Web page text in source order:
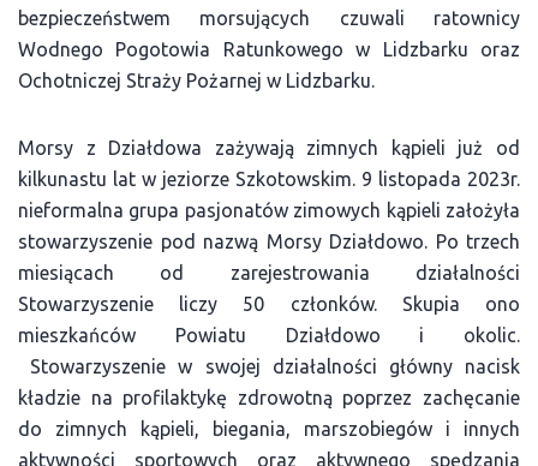
bezpieczeństwem morsujących czuwali ratownicy
Wodnego Pogotowia Ratunkowego w Lidzbarku oraz
Ochotniczej Straży Pożarnej w Lidzbarku.
Morsy z Działdowa zażywają zimnych kąpieli już od
kilkunastu lat w jeziorze Szkotowskim. 9 listopada 2023r.
nieformalna grupa pasjonatów zimowych kąpieli założyła
stowarzyszenie pod nazwą Morsy Działdowo. Po trzech
miesiącach od zarejestrowania działalności
Stowarzyszenie liczy 50 członków. Skupia ono
mieszkańców Powiatu Działdowo i okolic.
Stowarzyszenie w swojej działalności główny nacisk
kładzie na profilaktykę zdrowotną poprzez zachęcanie
do zimnych kąpieli, biegania, marszobiegów i innych
aktywności sportowych oraz aktywnego spędzania